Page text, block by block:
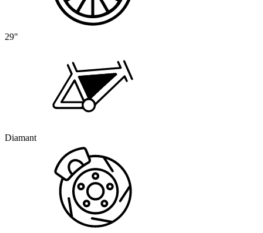
29"
Diamant